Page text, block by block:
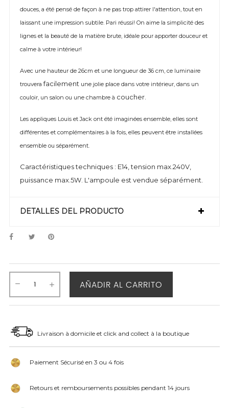
douces, a été pensé de façon à ne pas trop attirer l'attention, tout en
laissant une impression subtile. Pari réussi! On aime la simplicité des
lignes et la beauté de la matière brute, idéale pour apporter douceur et
calme à votre intérieur!
Avec une hauteur de 26cm et une longueur de 36 cm, ce luminaire
trouverafacilement une jolie place dans votre intérieur, dans un
couloir, un salon ou une chambre à coucher.
Les appliques Louis et Jack ont été imaginées ensemble, elles sont
différentes et complémentaires à la fois, elles peuvent être installées
ensemble ou séparément.
Caractéristiques techniques : E14, tension max.240V,
puissance max.5W. L'ampoule est vendue séparément.
DETALLES DEL PRODUCTO
AÑADIR AL CARRITO
Livraison à domicile et click and collect à la boutique
Paiement Sécurisé en 3 ou 4 fois
Retours et remboursements possibles pendant 14 jours